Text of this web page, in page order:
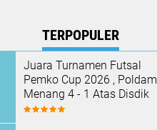
TERPOPULER
Juara Turnamen Futsal
Pemko Cup 2026 , Poldam
Menang 4 - 1 Atas Disdik